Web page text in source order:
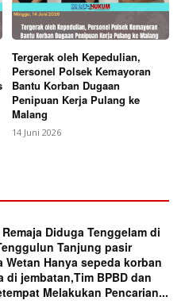
Tergerak oleh Kepedulian,
Personel Polsek Kemayoran
Bantu Korban Dugaan
Penipuan Kerja Pulang ke
Malang
14 Juni 2026
Diduga Tenggelam di
Tanjung pasir
Wetan Hanya sepeda korban
di jembatan,Tim BPBD dan
Melakukan Pencarian...